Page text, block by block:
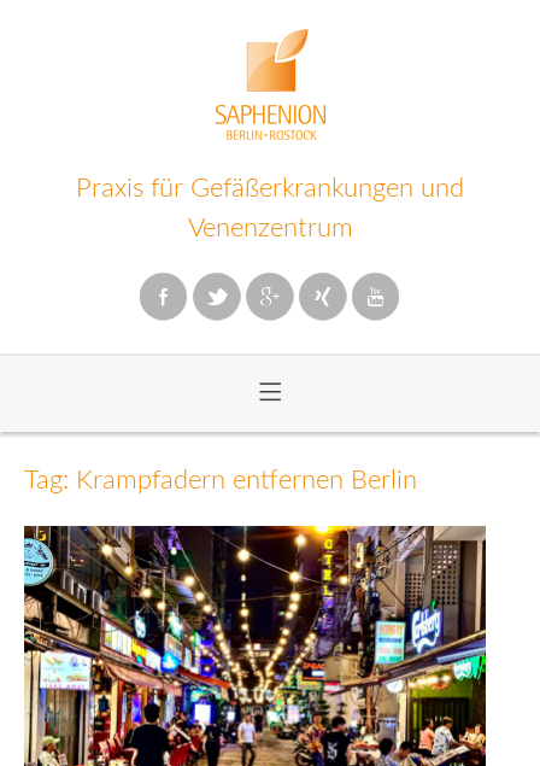
Praxis für Gefäßerkrankungen und
Venenzentrum
≡
Inhalt
Tag: Krampfadern entfernen Berlin